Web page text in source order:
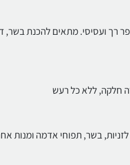
רך ועסיסי. מתאים להכנת בשר,
חלקה, ללא כל רעש